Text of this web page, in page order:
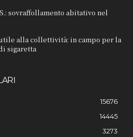
sovraffollamento abitativo nel
alla collettività: in campo per la
sigaretta
15676
14445
3273